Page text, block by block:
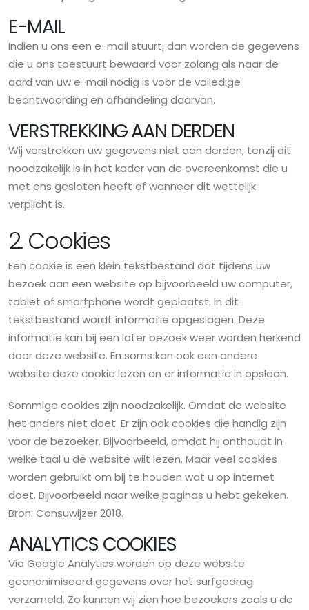
E-MAIL
Indien u ons een e-mail stuurt, dan worden de gegevens
die u ons toestuurt bewaard voor zolang als naar de
aard van uw e-mail nodig is voor de volledige
beantwoording en afhandeling daarvan.
VERSTREKKING AAN DERDEN
Wij verstrekken uw gegevens niet aan derden, tenzij dit
noodzakelijk is in het kader van de overeenkomst die u
met ons gesloten heeft of wanneer dit wettelijk
verplicht is.
2. Cookies
Een cookie is een klein tekstbestand dat tijdens uw
bezoek aan een website op bijvoorbeeld uw computer,
tablet of smartphone wordt geplaatst. In dit
tekstbestand wordt informatie opgeslagen. Deze
informatie kan bij een later bezoek weer worden herkend
door deze website. En soms kan ook een andere
website deze cookie lezen en er informatie in opslaan.
Sommige cookies zijn noodzakelijk. Omdat de website
het anders niet doet. Er zijn ook cookies die handig zijn
voor de bezoeker. Bijvoorbeeld, omdat hij onthoudt in
welke taal u de website wilt lezen. Maar veel cookies
worden gebruikt om bij te houden wat u op internet
doet. Bijvoorbeeld naar welke paginas u hebt gekeken.
Bron: Consuwijzer 2018.
ANALYTICS COOKIES
Via Google Analytics worden op deze website
geanonimiseerd gegevens over het surfgedrag
verzameld. Zo kunnen wij zien hoe bezoekers zoals u de